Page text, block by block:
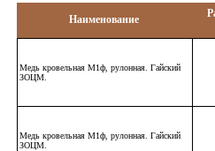
Наименование
Медь кровельная М1ф, рулонная. Гайский
ЗОЦМ.
Медь кровельная М1ф, рулонная. Гайский
ЗОЦМ.